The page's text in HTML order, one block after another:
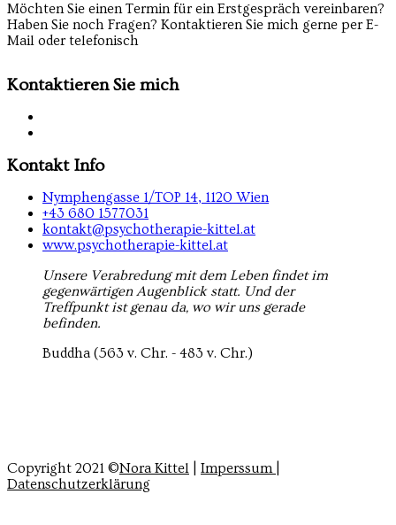
Möchten Sie einen Termin für ein Erstgespräch vereinbaren?
Haben Sie noch Fragen? Kontaktieren Sie mich gerne per E-
Mail oder telefonisch
Kontaktieren Sie mich
Kontakt Info
Nymphengasse 1/TOP 14, 1120 Wien
+43 680 1577031
kontakt@psychotherapie-kittel.at
www.psychotherapie-kittel.at
Unsere Verabredung mit dem Leben findet im
gegenwärtigen Augenblick statt. Und der
Treffpunkt ist genau da, wo wir uns gerade
befinden.
Buddha (563 v. Chr. - 483 v. Chr.)
Copyright 2021 ©Nora Kittel Imperssum
Datenschutzerklärung